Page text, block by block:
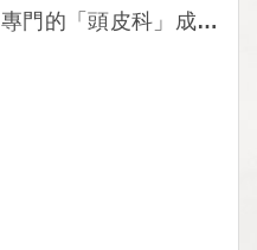
專門的「頭皮科」成為